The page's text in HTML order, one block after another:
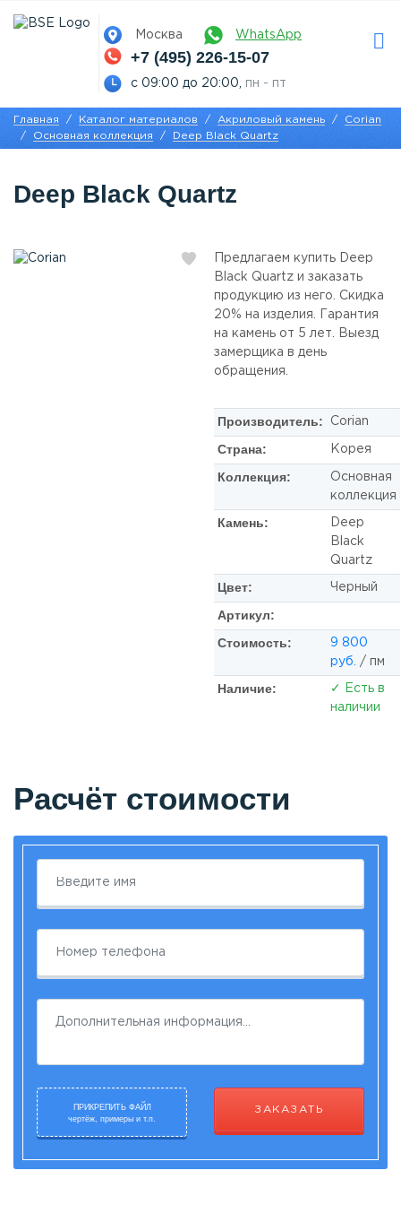
Москва WhatsApp
+7 (495) 226-15-07
с 09:00 до 20:00, пн - пт
Главная Каталог материалов Акриловый камень
Corian
Основная коллекция
Deep Black Quartz
Deep Black Quartz
Предлагаем купить Deep
Black Quartz и заказать
продукцию из него. Скидка
20% на изделия. Гарантия
на камень от 5 лет. Выезд
замерщика в день
обращения.
Производитель: Corian
Страна: Корея
Коллекция:
Основная
коллекция
Камень:
Deep
Black
Quartz
Цвет: Черный
Артикул:
Стоимость:
9 800
руб.
/ пм
Наличие:
✓ Есть в
наличии
Расчёт стоимости
ПРИКРЕПИТЬ ФАЙЛ
чертёж, примеры и т.п.
ЗАКАЗАТЬ